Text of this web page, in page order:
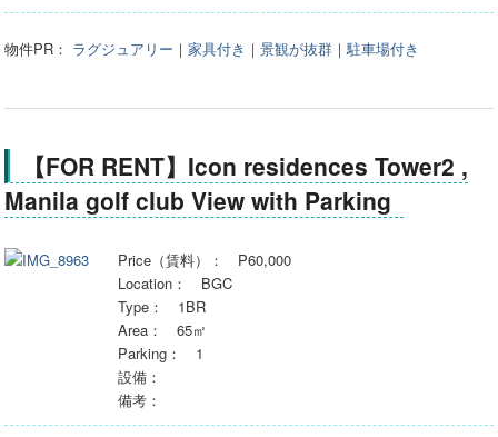
物件PR： ラグジュアリー ｜家具付き ｜景観が抜群 ｜駐車場付き
【FOR RENT】Icon residences Tower2 ,
Manila golf club View with Parking
Price（賃料）： P60,000
Location： BGC
Type： 1BR
Area： 65㎡
Parking： 1
設備：
備考：